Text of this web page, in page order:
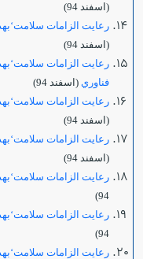
(اسفند 94)
رعايت الزامات
(اسفند 94)
رعايت الزامات
فناوري (اسفند 94)
رعايت الزامات
(اسفند 94)
رعايت الزامات
(اسفند 94)
رعايت الزامات
94)
رعايت الزامات
94)
رعايت الزامات